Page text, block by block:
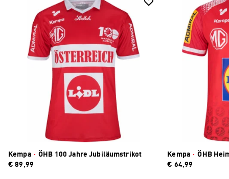
Kempa · ÖHB 100 Jahre Jubiläumstrikot
€ 89,99
Kempa · ÖHB
€ 64,99